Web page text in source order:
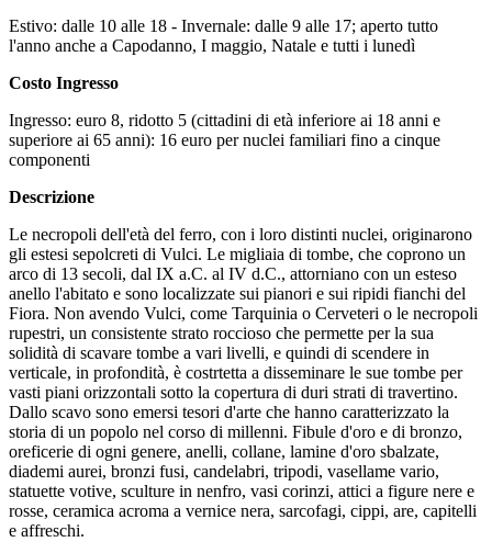
Estivo: dalle 10 alle 18 - Invernale: dalle 9 alle 17; aperto tutto
l'anno anche a Capodanno, I maggio, Natale e tutti i lunedì
Costo Ingresso
Ingresso: euro 8, ridotto 5 (cittadini di età inferiore ai 18 anni e
superiore ai 65 anni): 16 euro per nuclei familiari fino a cinque
componenti
Descrizione
Le necropoli dell'età del ferro, con i loro distinti nuclei, originarono
gli estesi sepolcreti di Vulci. Le migliaia di tombe, che coprono un
arco di 13 secoli, dal IX a.C. al IV d.C., attorniano con un esteso
anello l'abitato e sono localizzate sui pianori e sui ripidi fianchi del
Fiora. Non avendo Vulci, come Tarquinia o Cerveteri o le necropoli
rupestri, un consistente strato roccioso che permette per la sua
solidità di scavare tombe a vari livelli, e quindi di scendere in
verticale, in profondità, è costrtetta a disseminare le sue tombe per
vasti piani orizzontali sotto la copertura di duri strati di travertino.
Dallo scavo sono emersi tesori d'arte che hanno caratterizzato la
storia di un popolo nel corso di millenni. Fibule d'oro e di bronzo,
oreficerie di ogni genere, anelli, collane, lamine d'oro sbalzate,
diademi aurei, bronzi fusi, candelabri, tripodi, vasellame vario,
statuette votive, sculture in nenfro, vasi corinzi, attici a figure nere e
rosse, ceramica acroma a vernice nera, sarcofagi, cippi, are, capitelli
e affreschi.